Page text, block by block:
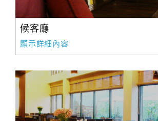
候客廳
顯示詳細內容